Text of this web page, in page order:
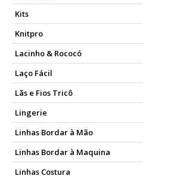
Kits
Knitpro
Lacinho & Rococó
Laço Fácil
Lãs e Fios Tricô
Lingerie
Linhas Bordar à Mão
Linhas Bordar à Maquina
Linhas Costura